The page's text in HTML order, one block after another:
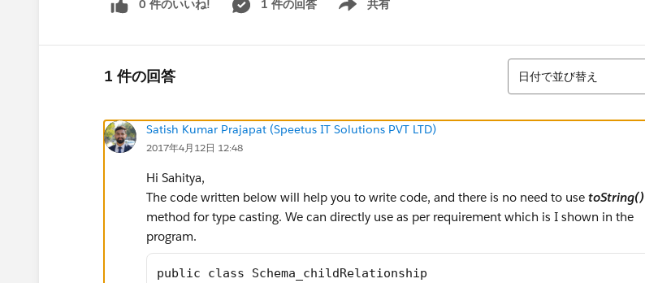
0 件のいいね! 1 件の回答 共有
Show menu
1 件の回答
並び替え
日付で並び替え
Satish Kumar Prajapat (Speetus IT Solutions PVT LTD)
2017年4月12日 12:48
Hi Sahitya,
The code written below will help you to write code, and there is no need to use toString()
method for type casting. We can directly use as per requirement which is I shown in the
program.
public class Schema_childRelationship